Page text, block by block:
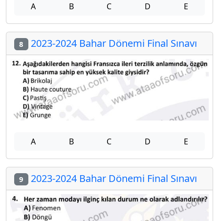
A B C D E
8 2023-2024 Bahar Dönemi Final Sınavı
A B C D E
9 2023-2024 Bahar Dönemi Final Sınavı